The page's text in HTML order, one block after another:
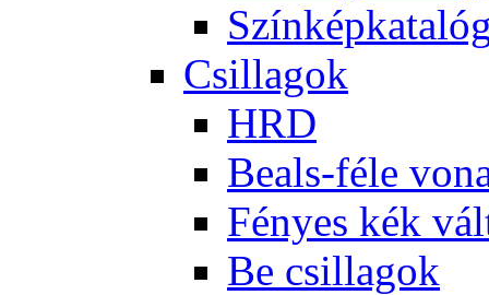
Csil­la­gok
HRD
Be­als-fé­le
Fé­nyes kék
Be csil­la­gok